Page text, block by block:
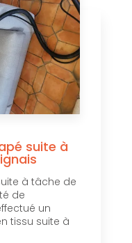
suite à
à tâche de
de
un
tissu suite à